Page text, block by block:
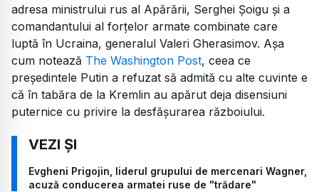
adresa ministrului rus al Apărării, Serghei Şoigu și a
comandantului al forţelor armate combinate care
luptă în Ucraina, generalul Valeri Gherasimov. Așa
cum notează The Washington Post, ceea ce
președintele Putin a refuzat să admită cu alte cuvinte e
că în tabăra de la Kremlin au apărut deja disensiuni
puternice cu privire la desfășurarea războiului.
Evgheni Prigojin, liderul grupului de mercenari Wagner,
acuză conducerea armatei ruse de "trădare"